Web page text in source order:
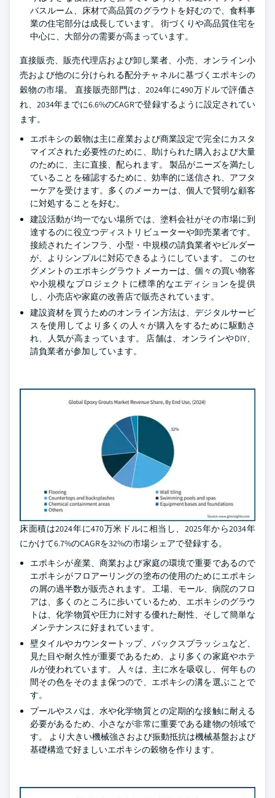
バスルーム、床材で高品質のグラウトを好むので、食料事
業の住宅部分は成長しています。 街づくりや高品質住宅を
中心に、大部分の需要が高まっています。
直接販売、販売代理店および卸し業者、小売、オンライン小
売および他のに分けられる配分チャネルに基づくエポキシの
穀物の市場。 直接販売部門は、2024年に490万ドルで評価さ
れ、2034年までに6.6%のCAGRで登録するように設定されてい
ます。
エポキシの穀物は主に産業および商業設定で完全にカスタ
マイズされた必要性のために、助けられた購入および大量
のために、主に直接、配られます。 製品がニーズを満たし
ていることを確認するために、効率的に送信され、アフタ
ーケアを受けます。多くのメーカーは、個人で賢明な顧客
に対処することを好む。
建設活動が均一でない場所では、塗料会社がその市場に到
達するのに役立つディストリビューターや卸売業者です。
接続されたインフラ、小型・中規模の請負業者やビルダー
が、よりシンプルに対応できるようにしています。 このセ
グメントのエポキシグラウトメーカーは、個々の買い物客
や小規模なプロジェクトに標準的なエディションを提供
し、小売店や家庭の改善店で販売されています。
建設資材を買うためのオンライン方法は、デジタルサービ
スを使用してより多くの人々が購入をするために駆動さ
れ、人気が高まっています。 店舗は、オンラインやDIY、
請負業者が参加しています。
床面積は2024年に470万米ドルに相当し、2025年から2034年
にかけて6.7%のCAGRを32%の市場シェアで登録する。
エポキシが産業、商業および家庭の環境で重要であるので
エポキシがフロアーリングの塗布の使用のためにエポキシ
の屑の過半数が販売されます。 工場、モール、病院のフロ
アは、多くのところに歩いているため、エポキシのグラウ
トは、化学物質や圧力に対する優れた耐性、そして簡単な
メンテナンスに好まれています。
壁タイルやカウンタートップ、バックスプラッシュなど、
見た目や耐久性が重要であるため、より多くの家庭やホテ
ルが使われています。 人々は、主に水を吸収し、何年もの
間その色をそのまま保つので、エポキシの溝を選ぶことで
す。
プールやスパは、水や化学物質との定期的な接触に耐える
必要があるため、小さなが非常に重要である建物の領域で
す。 より大きい機械強さおよび振動抵抗は機械基盤および
基礎構造で好ましいエポキシの穀物を作ります。